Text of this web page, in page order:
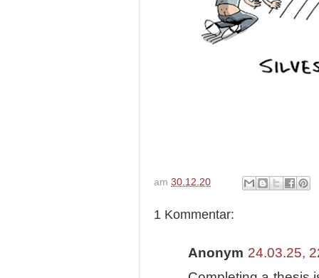
am 30.12.20
1 Kommentar:
Anonym 24.03.25,